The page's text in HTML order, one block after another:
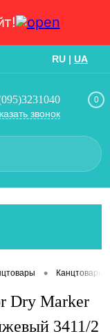
RU | UA
звонок
0
• Канцтовары
Dry Marker
3411/2